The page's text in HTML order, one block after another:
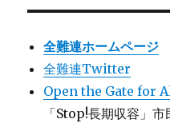
全難連ホームページ
全難連Twitter
Open the Gate for
「Stop!長期収容」市